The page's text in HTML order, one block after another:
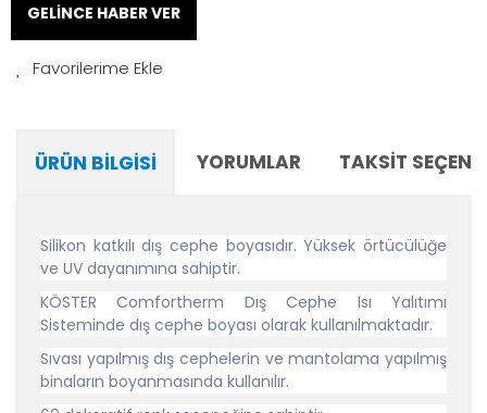
GELİNCE HABER VER
ÜRÜN BILGISI YORUMLAR TAKSIT
Silikon katkılı dış cephe boyasıdır. Yüksek örtücülüğe
ve UV dayanımına sahiptir.
KÖSTER Comfortherm Dış Cephe Isı Yalıtımı
Sisteminde dış cephe boyası olarak kullanılmaktadır.
Sıvası yapılmış dış cephelerin ve mantolama yapılmış
binaların boyanmasında kullanılır.